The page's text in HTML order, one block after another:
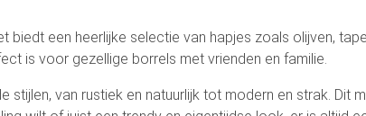
een heerlijke selectie van hapjes zoals olijven,
is voor gezellige borrels met vrienden en familie.
stijlen, van rustiek en natuurlijk tot modern en strak.